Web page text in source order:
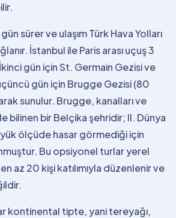
sürer ve ulaşım Türk Hava Yolları
İstanbul ile Paris arası uçuş 3
gün için St. Germain Gezisi ve
gün için Brugge Gezisi (80
sunulur. Brugge, kanalları ve
bilinen bir Belçika şehridir; II. Dünya
ölçüde hasar görmediği için
Bu opsiyonel turlar yerel
az 20 kişi katılımıyla düzenlenir ve
kontinental tipte, yani tereyağı,